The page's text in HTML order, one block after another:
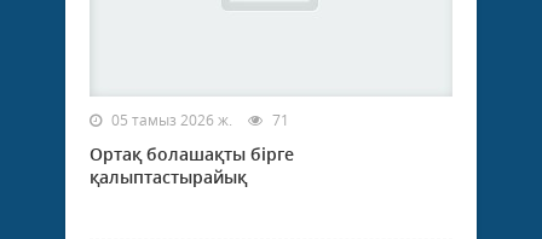
05 тамыз 2026 ж. 71
Ортақ болашақты бірге
қалыптастырайық